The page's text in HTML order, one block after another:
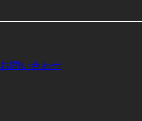
お問い合わせ